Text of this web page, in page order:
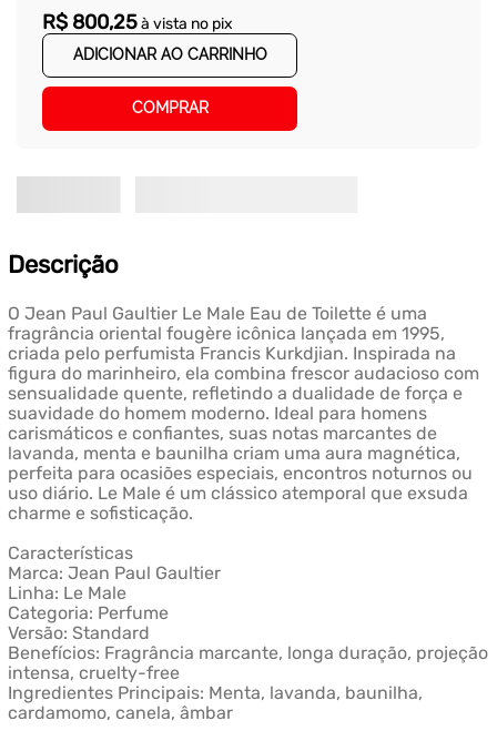
R$ 800,25à vista no pix
ADICIONAR AO CARRINHO
COMPRAR
Descrição
O Jean Paul Gaultier Le Male Eau de Toilette é uma
fragrância oriental fougère icônica lançada em 1995,
criada pelo perfumista Francis Kurkdjian. Inspirada na
figura do marinheiro, ela combina frescor audacioso com
sensualidade quente, refletindo a dualidade de força e
suavidade do homem moderno. Ideal para homens
carismáticos e confiantes, suas notas marcantes de
lavanda, menta e baunilha criam uma aura magnética,
perfeita para ocasiões especiais, encontros noturnos ou
uso diário. Le Male é um clássico atemporal que exsuda
charme e sofisticação.
Características
Marca: Jean Paul Gaultier
Linha: Le Male
Categoria: Perfume
Versão: Standard
Benefícios: Fragrância marcante, longa duração, projeção
intensa, cruelty-free
Ingredientes Principais: Menta, lavanda, baunilha,
cardamomo, canela, âmbar